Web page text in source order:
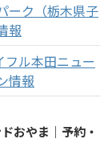
ーク（栃木県子
報
フル本田ニュー
情報
おやま｜予約・